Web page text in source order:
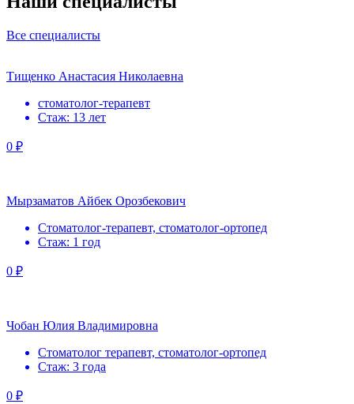
Все специалисты
Тищенко Анастасия Николаевна
стоматолог-терапевт
Стаж: 13 лет
0 ₽
Мырзаматов Айбек Орозбекович
Стоматолог-терапевт, стоматолог-ортопед
Стаж: 1 год
0 ₽
Чобан Юлия Владимировна
Стоматолог терапевт, стоматолог-ортопед
Стаж: 3 года
0 ₽